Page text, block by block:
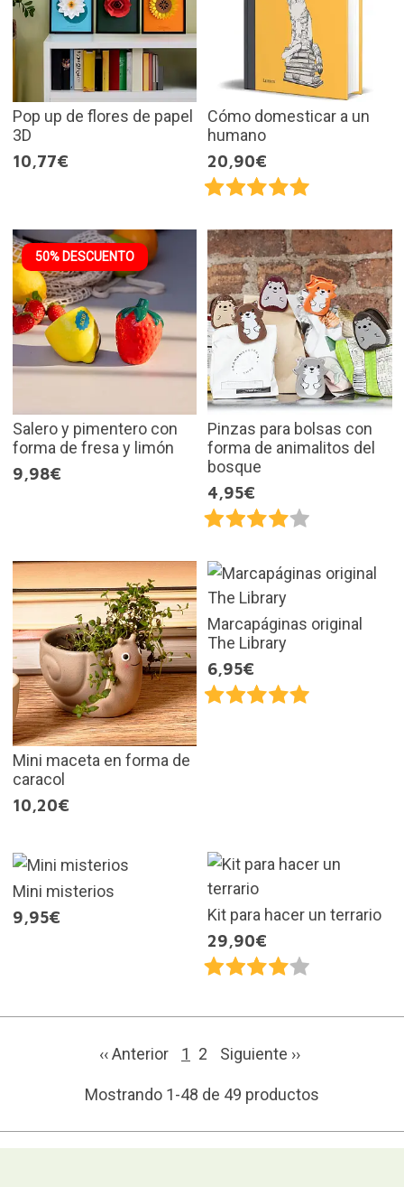
Pop up de flores de papel
3D
10,77€
Cómo domesticar a un
humano
20,90€
50% DESCUENTO
Salero y pimentero con
forma de fresa y limón
9,98€
Pinzas para bolsas con
forma de animalitos del
bosque
4,95€
Mini maceta en forma de
caracol
10,20€
Marcapáginas original
The Library
6,95€
Mini misterios
9,95€
Kit para hacer un terrario
29,90€
‹‹ Anterior 1 2 Siguiente ››
Mostrando 1-48 de 49 productos